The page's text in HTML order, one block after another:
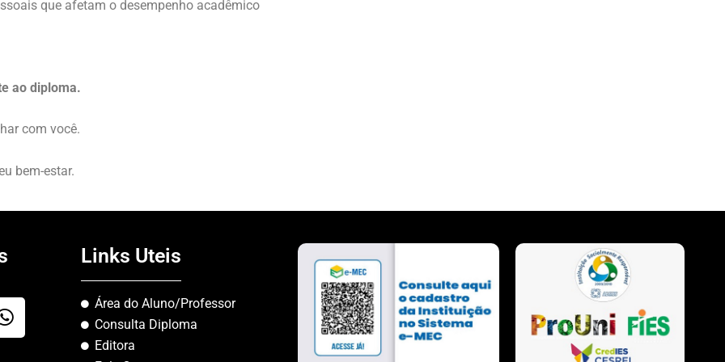
que afetam o desempenho acadêmico
ao diploma.
com você.
bem-estar.
W
h
Links Uteis
Área do Aluno/Professor
Consulta Diploma
Editora